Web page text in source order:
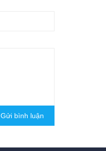
Gửi bình luận